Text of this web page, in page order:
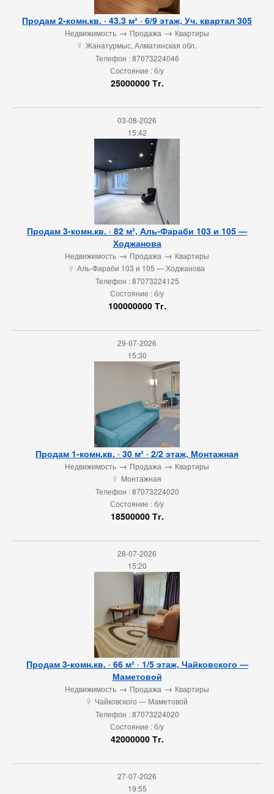
Продам 2-комн.кв. · 43.3 м² · 6/9 этаж, Уч. квартал 305
Недвижимость → Продажа → Квартиры
u Жанатурмыс, Алматинская обл.
Телефон : 87073224046
Состояние : б/у
25000000 Тг.
03-08-2026
15:42
Продам 3-комн.кв. · 82 м², Аль-Фараби 103 и 105 —
Ходжанова
Недвижимость → Продажа → Квартиры
u Аль-Фараби 103 и 105 — Ходжанова
Телефон : 87073224125
Состояние : б/у
100000000 Тг.
29-07-2026
15:30
Продам 1-комн.кв. · 30 м² · 2/2 этаж, Монтажная
Недвижимость → Продажа → Квартиры
u
Монтажная
Телефон : 87073224020
Состояние : б/у
18500000 Тг.
28-07-2026
15:20
Продам 3-комн.кв. · 66 м² · 1/5 этаж, Чайковского —
Маметовой
Недвижимость → Продажа → Квартиры
u
Чайковского — Маметовой
Телефон : 87073224020
Состояние : б/у
42000000 Тг.
27-07-2026
19:55